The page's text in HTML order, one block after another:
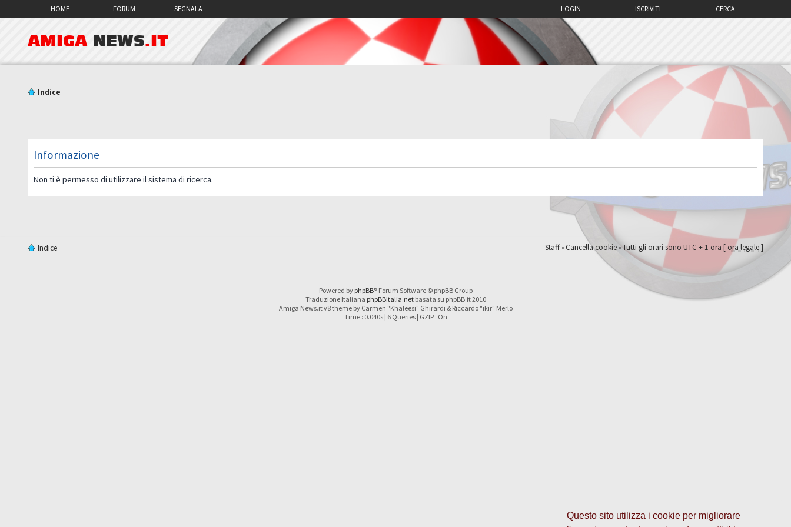
Questo sito utilizza i cookie per migliorare
HOME FORUM SEGNALA CERCA
ISCRIVITI
LOGIN
AMIGA NEWS.IT
Indice
Informazione
Non ti è permesso di utilizzare il sistema di ricerca.
Indice Staff•Cancella cookie• Tutti gli orari sono UTC + 1 ora [ ora legale]
Powered by phpBB® Forum Software © phpBB Group
Traduzione Italiana phpBBItalia.netbasata su phpBB.it 2010
Amiga News.it v8 theme by Carmen "Khaleesi" Ghirardi & Riccardo "ikir" Merlo
Time : 0.040s | 6 Queries | GZIP : On